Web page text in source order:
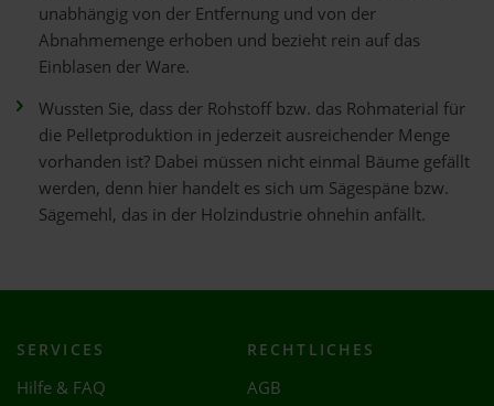
unabhängig von der Entfernung und von der
Abnahmemenge erhoben und bezieht rein auf das
Einblasen der Ware.
Wussten Sie, dass der Rohstoff bzw. das Rohmaterial für
die Pelletproduktion in jederzeit ausreichender Menge
vorhanden ist? Dabei müssen nicht einmal Bäume gefällt
werden, denn hier handelt es sich um Sägespäne bzw.
Sägemehl, das in der Holzindustrie ohnehin anfällt.
SERVICES
Hilfe & FAQ
RECHTLICHES
AGB